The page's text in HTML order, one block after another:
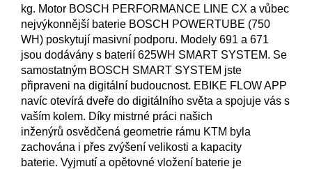
kg. Motor BOSCH PERFORMANCE LINE CX a vůbec
nejvýkonnější baterie BOSCH POWERTUBE (750
WH) poskytují masivní podporu. Modely 691 a 671
jsou dodávány s baterií 625WH SMART SYSTEM. Se
samostatným BOSCH SMART SYSTEM jste
připraveni na digitální budoucnost. EBIKE FLOW APP
navíc otevírá dveře do digitálního světa a spojuje vás s
vaším kolem. Díky mistrné práci našich
inženýrů osvědčená geometrie rámu KTM byla
zachována i přes zvýšení velikosti a kapacity
baterie. Vyjmutí a opětovné vložení baterie je